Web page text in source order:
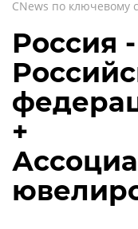
CNews по ключевому
Россия
+